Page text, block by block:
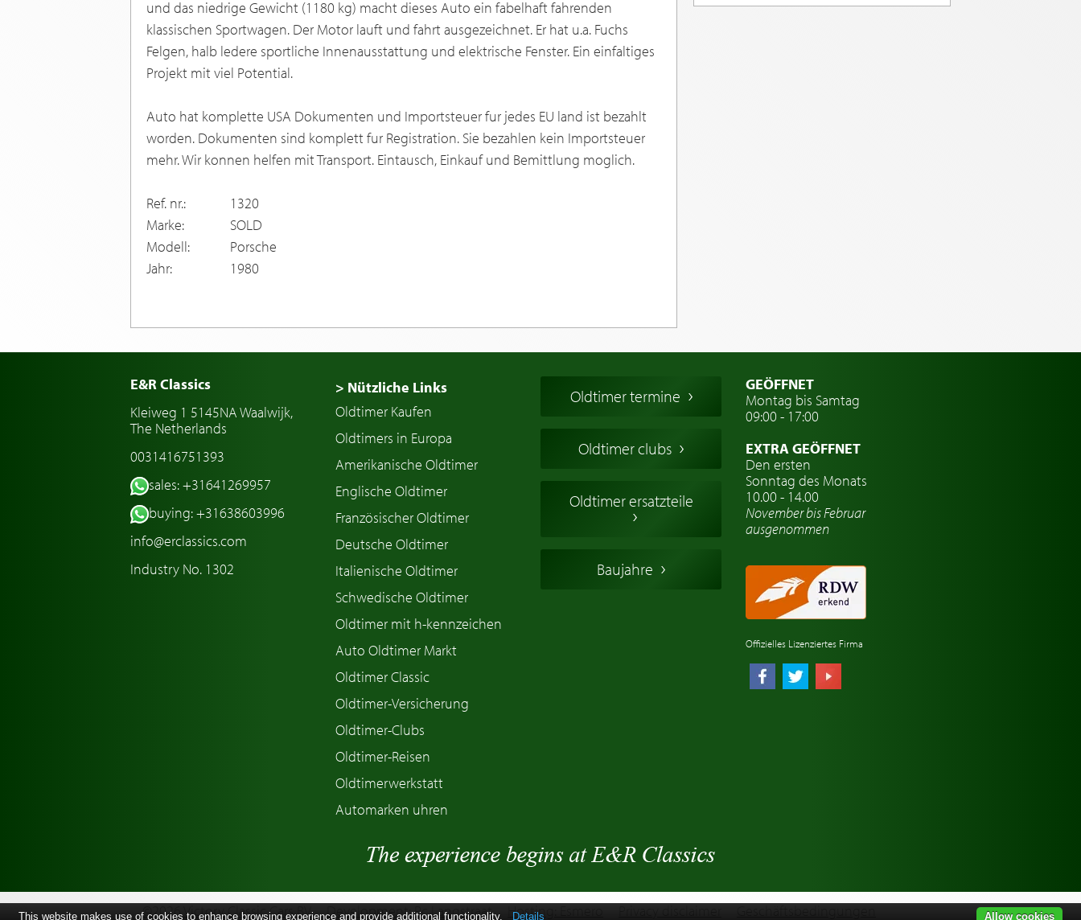
und das niedrige Gewicht (1180 kg) macht dieses Auto ein fabelhaft fahrenden
klassischen Sportwagen. Der Motor lauft und fahrt ausgezeichnet. Er hat u.a. Fuchs
Felgen, halb ledere sportliche Innenausstattung und elektrische Fenster. Ein einfaltiges
Projekt mit viel Potential.
Auto hat komplette USA Dokumenten und Importsteuer fur jedes EU land ist bezahlt
worden. Dokumenten sind komplett fur Registration. Sie bezahlen kein Importsteuer
mehr. Wir konnen helfen mit Transport. Eintausch, Einkauf und Bemittlung moglich.
Ref. nr.:
1320
Marke:
SOLD
Modell:
Porsche
Jahr:
1980
E&R Classics
Kleiweg 1 5145NA Waalwijk,
The Netherlands
0031416751393
sales: +31641269957
buying: +31638603996
info@erclassics.com
Industry No. 1302
> Nützliche Links
Oldtimer Kaufen
Oldtimers in Europa
Amerikanische Oldtimer
Englische Oldtimer
Französischer Oldtimer
Deutsche Oldtimer
Italienische Oldtimer
Schwedische Oldtimer
Oldtimer mit h-kennzeichen
Auto Oldtimer Markt
Oldtimer Classic
Oldtimer-Versicherung
Oldtimer-Clubs
Oldtimer-Reisen
Oldtimerwerkstatt
Automarken uhren
Oldtimer termine
Oldtimer clubs
Oldtimer ersatzteile
Baujahre
GEÖFFNET
Montag bis Samtag
09:00 - 17:00
EXTRA GEÖFFNET
Den ersten
Sonntag des Monats
10.00 - 14.00
November bis Februar
ausgenommen
Offizielles Lizenziertes Firma
©2026 Victory Classic Cars BV Development: Pc Langstraat Hosting: Esmero
This website makes use of cookies to enhance browsing experience and provide additional functionality. Details Allow cookies